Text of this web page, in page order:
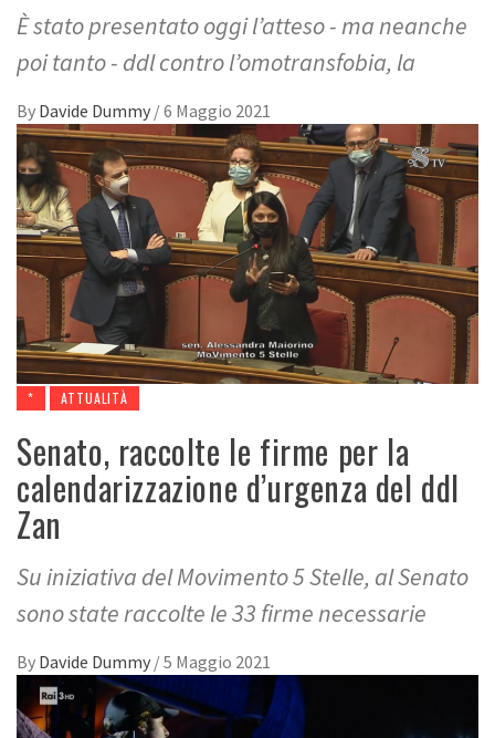
È stato presentato oggi l’atteso - ma neanche
poi tanto - ddl contro l’omotransfobia, la
By Davide Dummy /6 Maggio 2021
* ATTUALITÀ
Senato, raccolte le firme per la
calendarizzazione d’urgenza del ddl
Zan
Su iniziativa del Movimento 5 Stelle, al Senato
sono state raccolte le 33 firme necessarie
By Davide Dummy /5 Maggio 2021